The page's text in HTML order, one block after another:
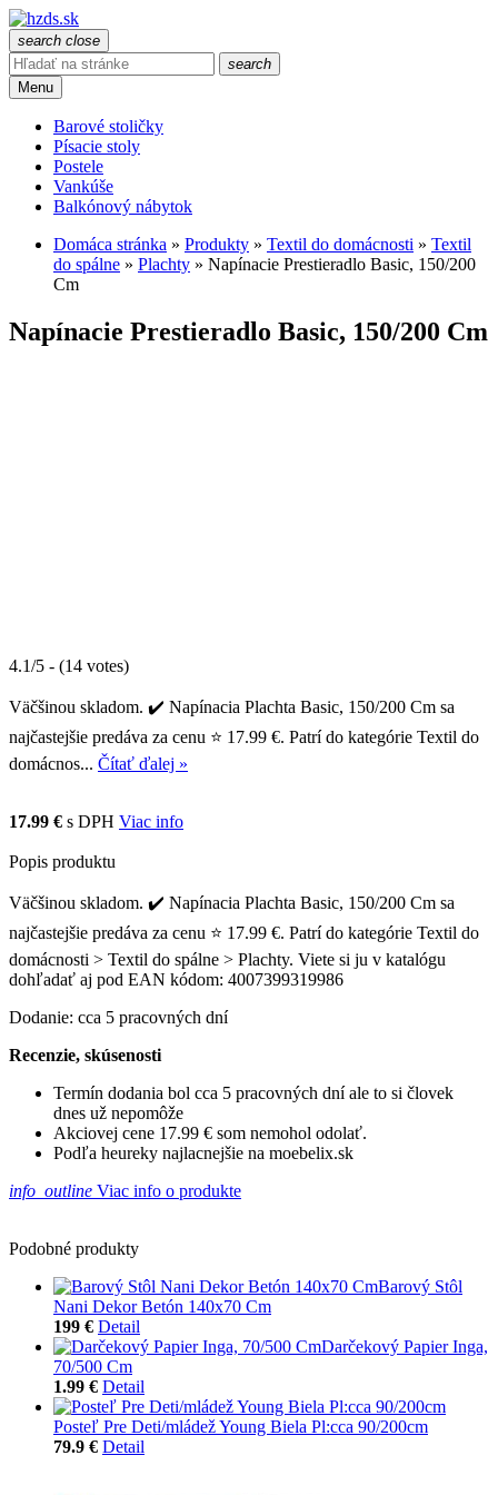
search close
search
Menu
Barové stoličky
Písacie stoly
Postele
Vankúše
Balkónový nábytok
Domáca stránka » Produkty » Textil do domácnosti » Textil
do spálne » Plachty » Napínacie Prestieradlo Basic, 150/200
Cm
Napínacie Prestieradlo Basic, 150/200 Cm
4.1/5 - (14 votes)
Väčšinou skladom. ✔️ Napínacia Plachta Basic, 150/200 Cm sa
najčastejšie predáva za cenu ⭐ 17.99 €. Patrí do kategórie Textil do
domácnos... Čítať ďalej »
17.99 € s DPH Viac info
Popis produktu
Väčšinou skladom. ✔️ Napínacia Plachta Basic, 150/200 Cm sa
najčastejšie predáva za cenu ⭐ 17.99 €. Patrí do kategórie Textil do
domácnosti > Textil do spálne > Plachty. Viete si ju v katalógu
dohľadať aj pod EAN kódom: 4007399319986
Dodanie: cca 5 pracovných dní
Recenzie, skúsenosti
Termín dodania bol cca 5 pracovných dní ale to si človek
dnes už nepomôže
Akciovej cene 17.99 € som nemohol odolať.
Podľa heureky najlacnejšie na moebelix.sk
info_outline Viac info o produkte
Podobné produkty
Barový Stôl
Nani Dekor Betón 140x70 Cm
199 € Detail
Darčekový Papier Inga,
70/500 Cm
1.99 € Detail
Posteľ Pre Deti/mládež Young Biela Pl:cca 90/200cm
79.9 € Detail